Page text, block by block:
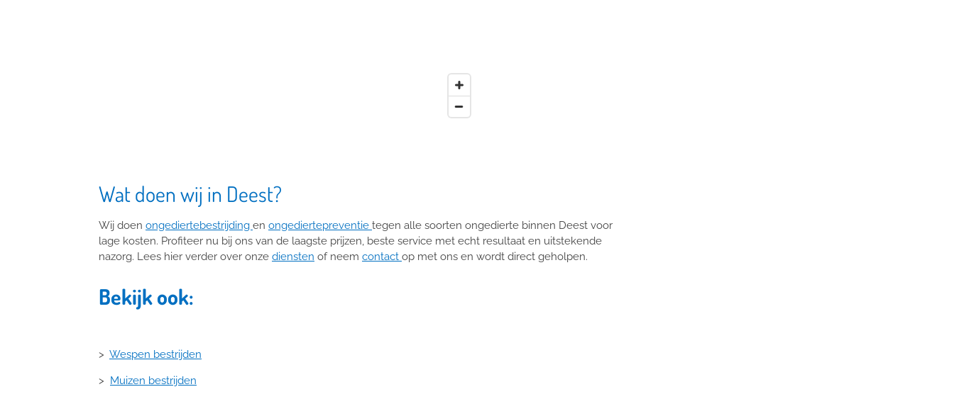
Wat doen wij in Deest?
Wij doen ongediertebestrijding en ongediertepreventie tegen alle soorten ongedierte binnen Deest voor
lage kosten. Profiteer nu bij ons van de laagste prijzen, beste service met echt resultaat en uitstekende
nazorg. Lees hier verder over onze diensten of neem contact op met ons en wordt direct geholpen.
Bekijk ook:
> Wespen bestrijden
> Muizen bestrijden